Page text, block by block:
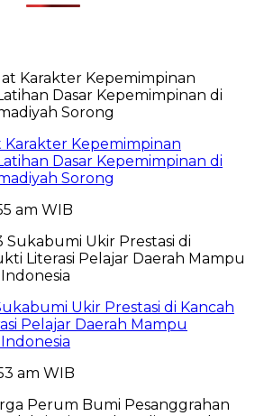
Kepemimpinan
Dasar Kepemimpinan di
Sorong
am WIB
Ukir Prestasi di Kancah
Pelajar Daerah Mampu
am WIB